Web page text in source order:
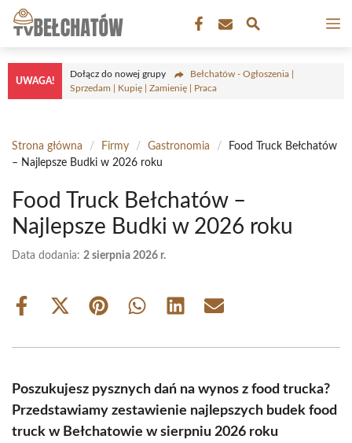
Przejdź
treści
UWAGA!
Dołącz do nowej grupy
Bełchatów - Ogłoszenia |
Sprzedam | Kupię | Zamienię | Praca
Strona główna / Firmy / Gastronomia /
Food Truck Bełchatów
– Najlepsze Budki w 2026 roku
Food Truck Bełchatów –
Najlepsze Budki w 2026 roku
Data dodania: 2 sierpnia 2026 r.
Share
Share
(Twitter)
Share Share Share Share
Poszukujesz pysznych dań na wynos z food trucka?
Przedstawiamy zestawienie najlepszych budek food
truck w Bełchatowie w sierpniu 2026 roku